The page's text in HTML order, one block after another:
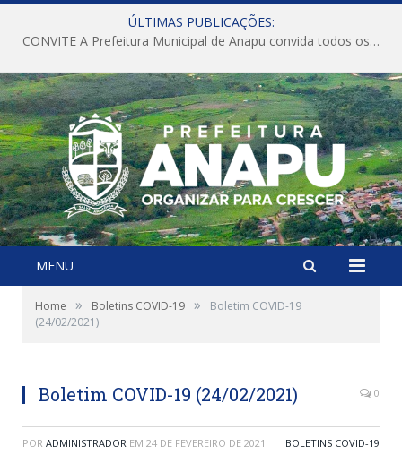
ÚLTIMAS PUBLICAÇÕES:
CONVITE A Prefeitura Municipal de Anapu convida todos os servidores públicos municipais para participarem da Audiência Pública de discussão da Lei de Diretrizes Orçamentárias (LDO), importante instrumento de planejamento das ações e investimentos da Administração Pública para o próximo exercício financeiro.
MENU
Home » Boletins COVID-19 »
Boletim COVID-19
(24/02/2021)
Boletim COVID-19 (24/02/2021) 0
POR ADMINISTRADOR EM 24 DE FEVEREIRO DE 2021 BOLETINS COVID-19